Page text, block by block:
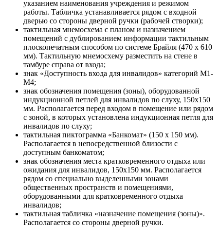
указанием наименования учреждения и режимом
работы. Табличка устанавливается рядом с входной
дверью со стороны дверной ручки (рабочей створки);
тактильная мнемосхема с планом и назначением
помещений с дублированием информации тактильным
плоскопечатным способом по системе Брайля (470 х 610
мм). Тактильную мнемосхему разместить на стене в
тамбуре справа от входа;
знак «Доступность входа для инвалидов» категорий М1-
М4;
знак обозначения помещения (зоны), оборудованной
индукционной петлей для инвалидов по слуху, 150х150
мм. Располагается перед входом в помещение или рядом
с зоной, в которых установлена индукционная петля для
инвалидов по слуху;
тактильная пиктограмма «Банкомат» (150 х 150 мм).
Располагается в непосредственной близости с
доступным банкоматом;
знак обозначения места кратковременного отдыха или
ожидания для инвалидов, 150х150 мм. Располагается
рядом со специально выделенными зонами
общественных пространств и помещениями,
оборудованными для кратковременного отдыха
инвалидов;
тактильная табличка «назначение помещения (зоны)».
Располагается со стороны дверной ручки.